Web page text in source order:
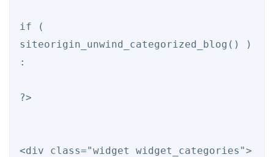
if (
siteorigin_unwind_categorized_blog() )
:
?>
<div class="widget widget_categories">